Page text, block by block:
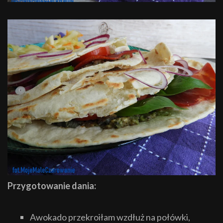
Przygotowanie dania:
Awokado przekroiłam wzdłuż na połówki,